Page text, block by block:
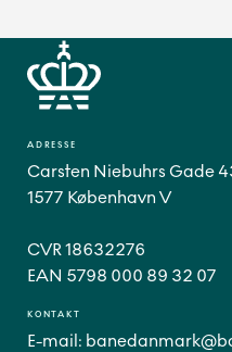
ADRESSE
Carsten Niebuhrs Gade
1577 København V
CVR 18632276
EAN 5798 000 89 32 07
KONTAKT
E-mail: